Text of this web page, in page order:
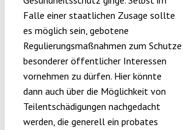
Falle einer staatlichen Zusage sollte
es möglich sein, gebotene
Regulierungsmaßnahmen zum Schutze
besonderer öffentlicher Interessen
vornehmen zu dürfen. Hier könnte
dann auch über die Möglichkeit von
Teilentschädigungen nachgedacht
werden, die generell ein probates